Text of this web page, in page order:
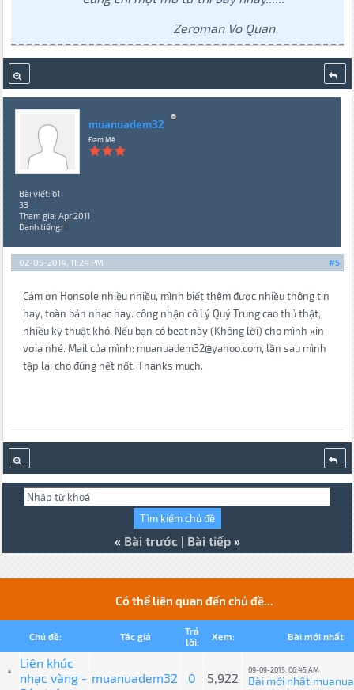
Zeroman Vo Quan
muanuadem32
Đam Mê
Bài viết: 61
33
Tham gia: Apr 2011
Danh tiếng: 0
#5
02-05-2014, 11:24 PM
Cảm ơn Honsole nhiều nhiều, mình biết thêm được nhiều thông tin
hay, toàn bản nhạc hay. công nhận cô Lý Quý Trung cao thủ thật,
nhiều kỹ thuật khó. Nếu bạn có beat này (Không lời) cho mình xin
vơia nhé. Mail của mình: muanuadem32@yahoo.com, lần sau mình
tập lại cho đúng hết nốt. Thanks much.
« Bài trước| Bài tiếp»
Có thể liên quan đến chủ đề...
Chủ đề: Tác giả
Trả
lời:
Xem: Bài mới nhất
Liên khúc
nhạc vàng - muanuadem32 0 5,922
09-09-2015, 06:45 AM
Bài mới nhất: